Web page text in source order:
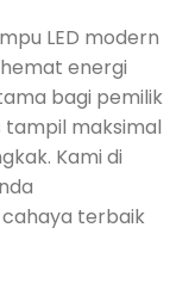
LED modern
energi
bagi pemilik
tampil maksimal
Kami di
terbaik